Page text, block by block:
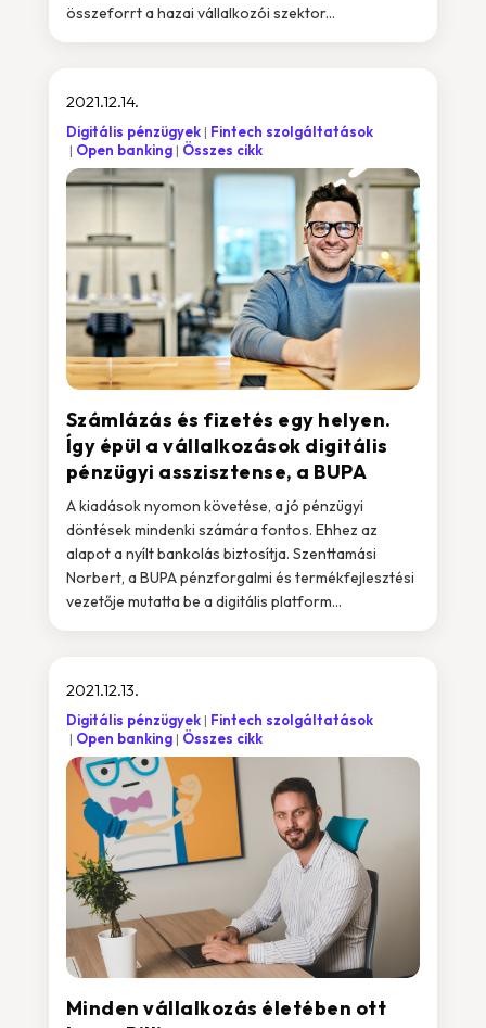
összeforrt a hazai vállalkozói szektor...
Számlázás és fizetés egy helyen.
Így épül a vállalkozások digitális
pénzügyi asszisztense, a BUPA
2021.12.14.
Digitális pénzügyek
Fintech szolgáltatások
Open banking
Összes cikk
A kiadások nyomon követése, a jó pénzügyi
döntések mindenki számára fontos. Ehhez az
alapot a nyílt bankolás biztosítja. Szenttamási
Norbert, a BUPA pénzforgalmi és termékfejlesztési
vezetője mutatta be a digitális platform...
Minden vállalkozás életében ott
2021.12.13.
Digitális pénzügyek
Fintech szolgáltatások
Open banking
Összes cikk